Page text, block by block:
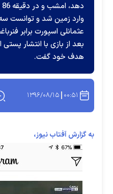
وارد زمین شد و توانست
عثمانلی اسپورت برابر
بعد از بازی با انتشار
هدف خود گفت.
۰۰:۵۱ ۱۳۹۶/۰۸/۱۵
به گزارش آفتاب نیوز،